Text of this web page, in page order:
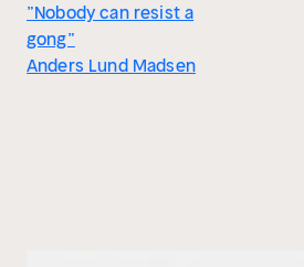
”Nobody can resist a
gong”
Anders Lund Madsen